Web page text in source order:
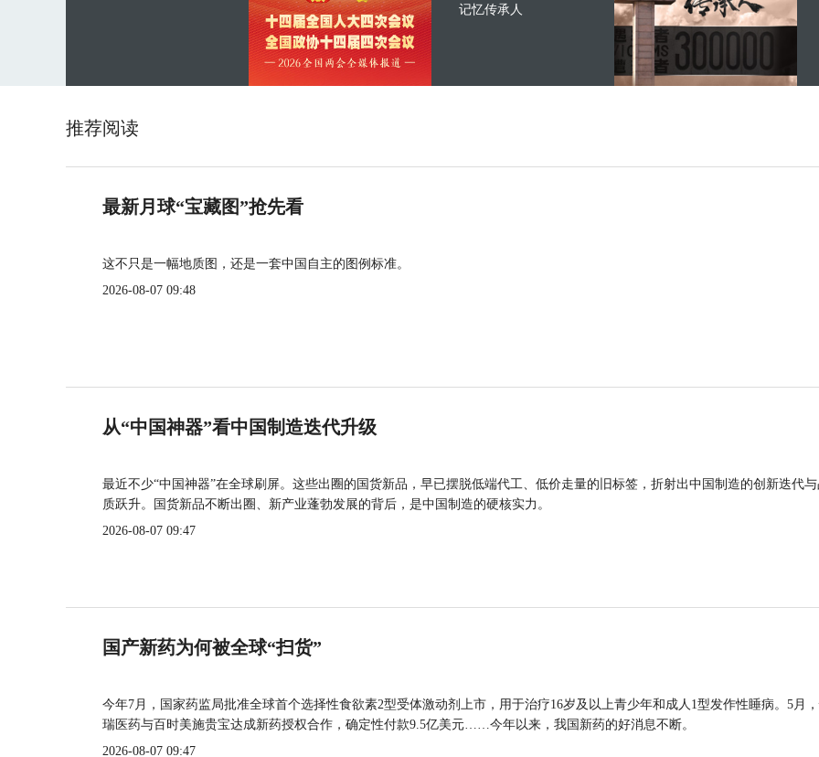
记忆传承人
推荐阅读
最新月球“宝藏图”抢先看
这不只是一幅地质图，还是一套中国自主的图例标准。
2026-08-07 09:48
从“中国神器”看中国制造迭代升级
最近不少“中国神器”在全球刷屏。这些出圈的国货新品，早已摆脱低端代工、低价走量的旧标签，折射出中国制造的创新迭代
质跃升。国货新品不断出圈、新产业蓬勃发展的背后，是中国制造的硬核实力。
2026-08-07 09:47
国产新药为何被全球“扫货”
今年7月，国家药监局批准全球首个选择性食欲素2型受体激动剂上市，用于治疗16岁及以上青少年和成人1型发作性睡病。5月
瑞医药与百时美施贵宝达成新药授权合作，确定性付款9.5亿美元……今年以来，我国新药的好消息不断。
2026-08-07 09:47